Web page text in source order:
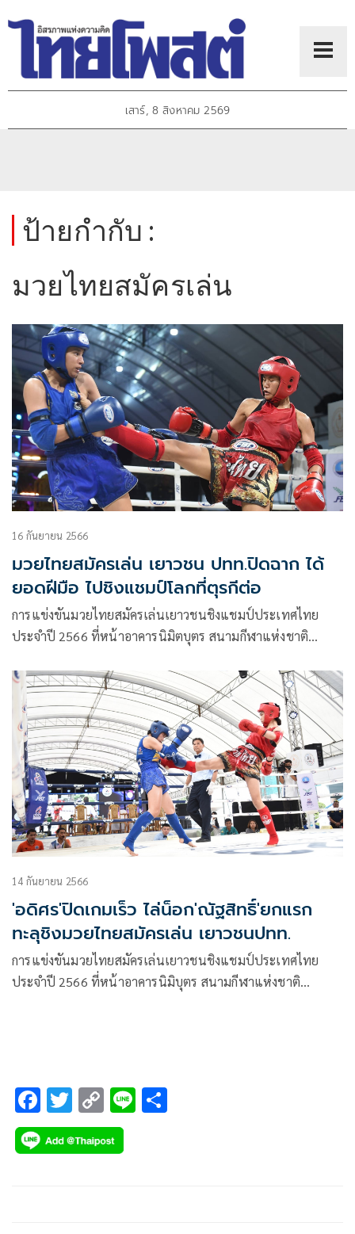
เสาร์, 8 สิงหาคม 2569
ป้ายกำกับ :
มวยไทยสมัครเล่น
16 กันยายน 2566
มวยไทยสมัครเล่น เยาวชน ปทท.ปิดฉาก ได้
ยอดฝีมือ ไปชิงแชมป์โลกที่ตุรกีต่อ
การแข่งขันมวยไทยสมัครเล่นเยาวชนชิงแชมป์ประเทศไทย
ประจำปี 2566 ที่หน้าอาคารนิมิตบุตร สนามกีฬาแห่งชาติ
2566 โดยมี ดร.ศักดิ์ชาย ทัพสุวรรณ ประธานสหพันธ์สมาคม
มวยไทยนานาชาติ (IFMA) และนายกสมาคมกีฬามวยไทยสมัคร
เล่นแห่งประเทศไทย ในพระราชูปถัมภ์ (AMTAT) เป็นประธาน
ในพิธีปิด
14 กันยายน 2566
'อดิศร'ปิดเกมเร็ว ไล่น็อก'ณัฐสิทธิ์'ยกแรก
ทะลุชิงมวยไทยสมัครเล่น เยาวชนปทท.
การแข่งขันมวยไทยสมัครเล่นเยาวชนชิงแชมป์ประเทศไทย
ประจำปี 2566 ที่หน้าอาคารนิมิบุตร สนามกีฬาแห่งชาติ
F
ac
e
T
wi
tt
C
o
p
Li